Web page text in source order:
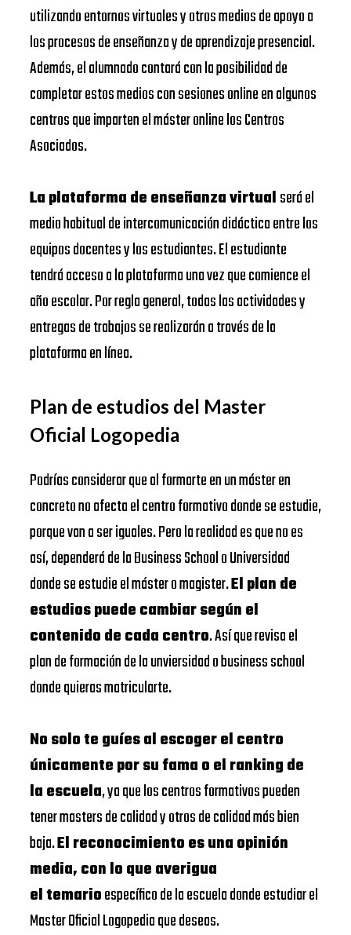
utilizando entornos virtuales y otros medios de apoyo a
los procesos de enseñanza y de aprendizaje presencial.
Además, el alumnado contará con la posibilidad de
completar estos medios con sesiones online en algunos
centros que imparten el máster online los Centros
Asociados.
La plataforma de enseñanza virtualserá el
medio habitual de intercomunicación didáctica entre los
equipos docentes y los estudiantes. El estudiante
tendrá acceso a la plataforma una vez que comience el
año escolar. Por regla general, todas las actividades y
entregas de trabajos se realizarán a través de la
plataforma en línea.
Plan de estudios del Master
Oficial Logopedia
Podrías considerar que al formarte en un máster en
concreto no afecta el centro formativo donde se estudie,
porque van a ser iguales. Pero la realidad es que no es
así, dependerá de la Business School o Universidad
donde se estudie el máster o magister.El plan de
estudios puede cambiar según el
contenido de cada centro. Así que revisa el
plan de formación de la unviersidad o business school
donde quieras matricularte.
No solo te guíes al escoger el centro
únicamente por su fama o el ranking de
la escuela, ya que los centros formativos pueden
tener masters de calidad y otros de calidad más bien
baja.El reconocimiento es una opinión
media, con lo que averigua
el temarioespecífico de la escuela donde estudiar el
Master Oficial Logopedia que deseas.